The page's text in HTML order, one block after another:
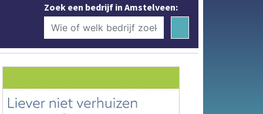
Zoek een bedrijf in Amstelveen: